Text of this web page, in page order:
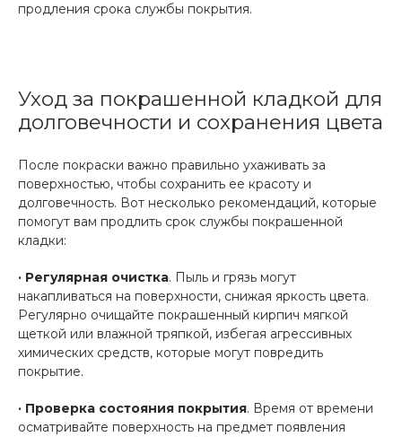
продления срока службы покрытия.
Уход за покрашенной кладкой для
долговечности и сохранения цвета
После покраски важно правильно ухаживать за
поверхностью, чтобы сохранить ее красоту и
долговечность. Вот несколько рекомендаций, которые
помогут вам продлить срок службы покрашенной
кладки:
· Регулярная очистка. Пыль и грязь могут
накапливаться на поверхности, снижая яркость цвета.
Регулярно очищайте покрашенный кирпич мягкой
щеткой или влажной тряпкой, избегая агрессивных
химических средств, которые могут повредить
покрытие.
· Проверка состояния покрытия. Время от времени
осматривайте поверхность на предмет появления